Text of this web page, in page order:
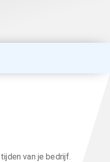
van je bedrijf.